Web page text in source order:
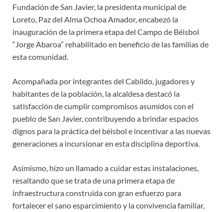
Fundación de San Javier, la presidenta municipal de
Loreto, Paz del Alma Ochoa Amador, encabezó la
inauguración de la primera etapa del Campo de Béisbol
“Jorge Abaroa” rehabilitado en beneficio de las familias de
esta comunidad.
Acompañada por integrantes del Cabildo, jugadores y
habitantes de la población, la alcaldesa destacó la
satisfacción de cumplir compromisos asumidos con el
pueblo de San Javier, contribuyendo a brindar espacios
dignos para la práctica del béisbol e incentivar a las nuevas
generaciones a incursionar en esta disciplina deportiva.
Asimismo, hizo un llamado a cuidar estas instalaciones,
resaltando que se trata de una primera etapa de
infraestructura construida con gran esfuerzo para
fortalecer el sano esparcimiento y la convivencia familiar,